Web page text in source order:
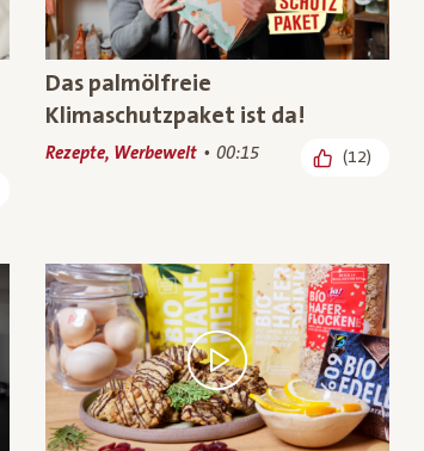
Das palmölfreie
Klimaschutzpaket ist da!
Rezepte, Werbewelt 00:15 (12)